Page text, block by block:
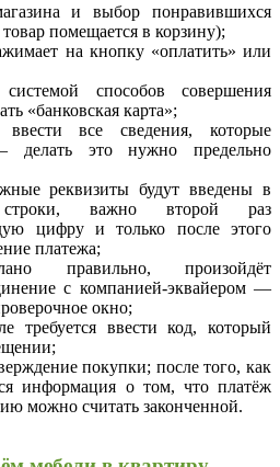
и выбор понравившихся
помещается в корзину);
на кнопку «оплатить» или
способов совершения
«банковская карта»;
все сведения, которые
делать это нужно предельно
реквизиты будут введены в
строки, важно второй раз
цифру и только после этого
платежа;
правильно, произойдёт
с компанией-эквайером —
окно;
требуется ввести код, который
покупки; после того, как
информация о том, что платёж
можно считать законченной.